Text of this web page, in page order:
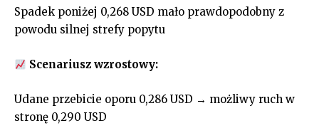
Spadek poniżej 0,268 USD mało prawdopodobny z
powodu silnej strefy popytu
Scenariusz wzrostowy:
Udane przebicie oporu 0,286 USD → możliwy ruch w
stronę 0,290 USD